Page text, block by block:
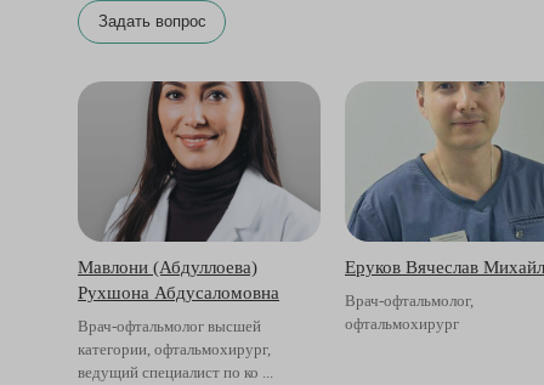
Задать вопрос
Мавлони (Абдуллоева)
Рухшона Абдусаломовна
Врач-офтальмолог высшей
категории, офтальмохирург,
ведущий специалист по ко ...
Еруков Вячеслав
Врач-офтальмолог,
офтальмохирург